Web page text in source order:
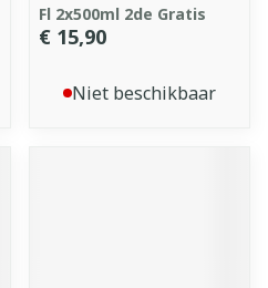
Fl 2x500ml 2de Gratis
€ 15,90
Niet beschikbaar